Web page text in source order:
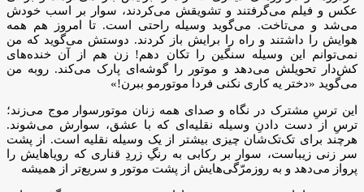
عکس و فیلم می‌گرفتند و تشویقش می‌کردند، سوار بر اسب خودش
می‌شد و می‌تاخت. می‌گوید وسیله راحتی است. تا امروز هم همه
هوایش را داشتند و راه را برایش باز کردند. دوستش می‌گوید که من
نمی‌توانم این وسیله سنگین را تکان دهم! زن هم از آن خنده‌های
کش‌دار تحویلش می‌دهد و موتور را گوشه‌ای پارک می‌کند. روبه من
می‌گوید «دختر یه کاری نکنی فردا موتورمو ببرن!»
این ترسِ مشترک در نگاه و صدای همه زنان موتورسوار موج می‌زند؛
ترسِ از دست دادنِ وسیله نقلیه‌ای که با عشق، سوارش می‌شوند.
هرچند برای تک‌تک‌شان چیزی بیشتر از یک وسیله نقلیه است. از پشت
سر زنی زیباست، سوار بر رکابی به رنگِ زردِ قناری که رویاهایش را
پرواز می‌دهد و به روزمرّگی‌هایش از پشت موتور و سریع‌تر از همیشه